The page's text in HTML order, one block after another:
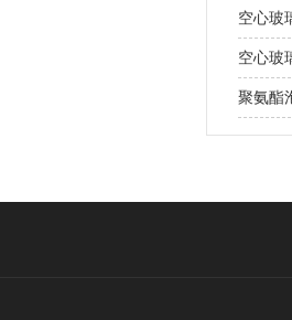
空心玻
空心玻
聚氨酯